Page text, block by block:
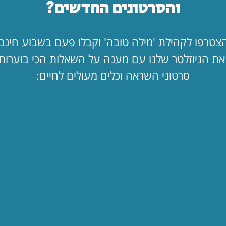
ההבדל הקטן
לקריאת המאמר
העתיד כבר
והסרטונים החדשים?
לקהילת 'מילה טובה' וקבלו פעם בשבוע
הניוזלטר שלנו עם מענה על השאלות הכי
סרטוני השראה וכלים מעולים לחיים: